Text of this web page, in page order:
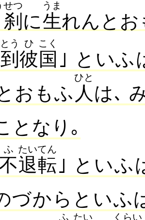
刹
せつ
に生
うま
れんとお
到
とう
彼
ひ
国
こく
｣ とい
おもふ 人
ひと
は､
となり｡
ふ
退転
たいてん
｣ といふ
づからといふ
ふ たい くらい